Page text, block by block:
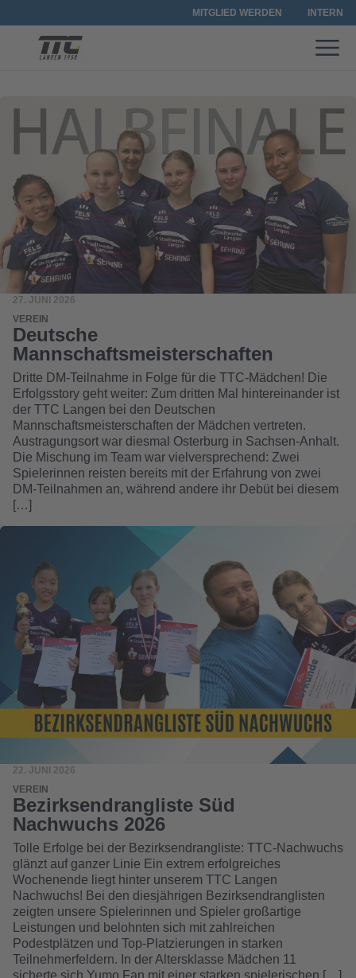
MITGLIED WERDEN INTERN
27. JUNI 2026
VEREIN
Deutsche
Mannschaftsmeisterschaften
Dritte DM-Teilnahme in Folge für die TTC-Mädchen! Die
Erfolgsstory geht weiter: Zum dritten Mal hintereinander ist
der TTC Langen bei den Deutschen
Mannschaftsmeisterschaften der Mädchen vertreten.
Austragungsort war diesmal Osterburg in Sachsen-Anhalt.
Die Mischung im Team war vielversprechend: Zwei
Spielerinnen reisten bereits mit der Erfahrung von zwei
DM-Teilnahmen an, während andere ihr Debüt bei diesem
[…]
22. JUNI 2026
VEREIN
Bezirksendrangliste Süd
Nachwuchs 2026
Tolle Erfolge bei der Bezirksendrangliste: TTC-Nachwuchs
glänzt auf ganzer Linie Ein extrem erfolgreiches
Wochenende liegt hinter unserem TTC Langen
Nachwuchs! Bei den diesjährigen Bezirksendranglisten
zeigten unsere Spielerinnen und Spieler großartige
Leistungen und belohnten sich mit zahlreichen
Podestplätzen und Top-Platzierungen in starken
Teilnehmerfeldern. In der Altersklasse Mädchen 11
sicherte sich Yumo Fan mit einer starken spielerischen […]